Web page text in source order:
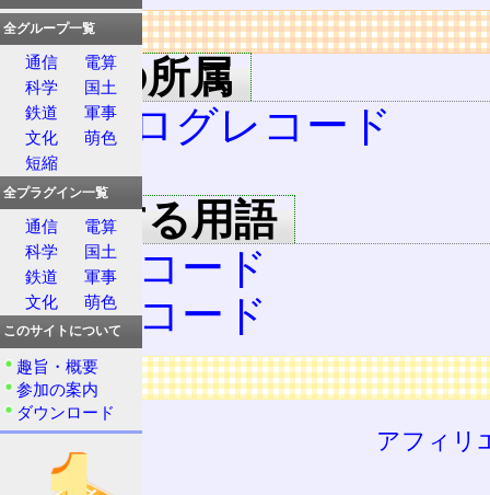
リンク
用語の所属
アナログレコード
12
関連する用語
LPレコード
EPレコード
広告
アフィリ
全グループ一覧
通信
電算
科学
国土
鉄道
軍事
文化
萌色
短縮
全プラグイン一覧
通信
電算
科学
国土
鉄道
軍事
文化
萌色
このサイトについて
趣旨・概要
参加の案内
ダウンロード